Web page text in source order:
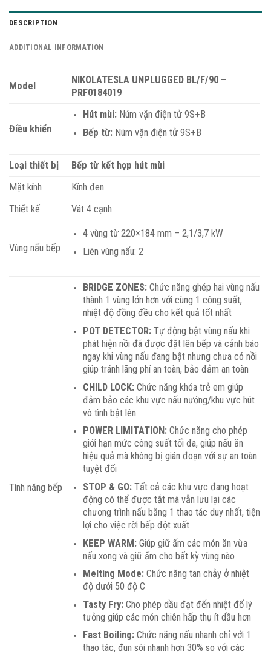
DESCRIPTION
ADDITIONAL INFORMATION
Model
NIKOLATESLA UNPLUGGED BL/F/90 –
PRF0184019
Điều khiển
Hút mùi: Núm vặn điện tử 9S+B
Bếp từ:Núm vặn điện tử 9S+B
Loại thiết bị
Bếp từ kết hợp hút mùi
Mặt kính
Kính đen
Thiết kế
Vát 4 cạnh
Vùng nấu bếp
4 vùng từ 220×184 mm – 2,1/3,7 kW
Liên vùng nấu: 2
Tính năng bếp
BRIDGE ZONES:Chức năng ghép hai vùng nấu
thành 1 vùng lớn hơn với cùng 1 công suất,
nhiệt độ đồng đều cho kết quả tốt nhất
POT DETECTOR:Tự động bật vùng nấu khi
phát hiện nồi đã được đặt lên bếp và cảnh báo
ngay khi vùng nấu đang bật nhưng chưa có nồi
giúp tránh lãng phí an toàn, bảo đảm an toàn
CHILD LOCK:Chức năng khóa trẻ em giúp
đảm bảo các khu vực nấu nướng/khu vực hút
vô tình bật lên
POWER LIMITATION:Chức năng cho phép
giới hạn mức công suất tối đa, giúp nấu ăn
hiệu quả mà không bị gián đoạn với sự an toàn
tuyệt đối
STOP & GO:Tất cả các khu vực đang hoạt
động có thể được tắt mà vẫn lưu lại các
chương trình nấu bằng 1 thao tác duy nhất, tiện
lợi cho việc rời bếp đột xuất
KEEP WARM:Giúp giữ ấm các món ăn vừa
nấu xong và giữ ấm cho bất kỳ vùng nào
Melting Mode:Chức năng tan chảy ở nhiệt
độ dưới 50 độ C
Tasty Fry:Cho phép dầu đạt đến nhiệt đố lý
tưởng giúp các món chiên hấp thụ ít dầu hơn
Fast Boiling:Chức năng nấu nhanh chỉ với 1
thao tác, đun sôi nhanh hơn 30% so với các